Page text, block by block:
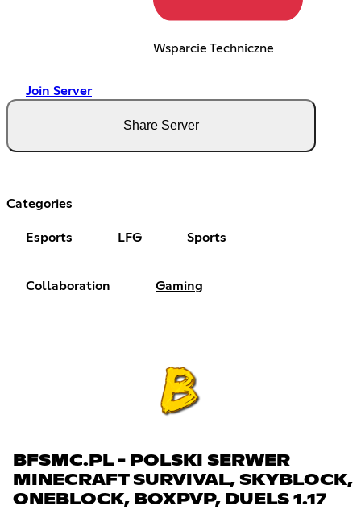
Wsparcie Techniczne
Join Server
Share Server
Categories
Esports LFG Sports
Collaboration Gaming
BFSMC.PL - POLSKI SERWER
MINECRAFT SURVIVAL, SKYBLOCK,
ONEBLOCK, BOXPVP, DUELS 1.17